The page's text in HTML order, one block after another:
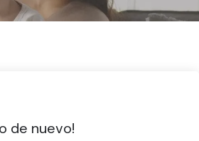
de nuevo!